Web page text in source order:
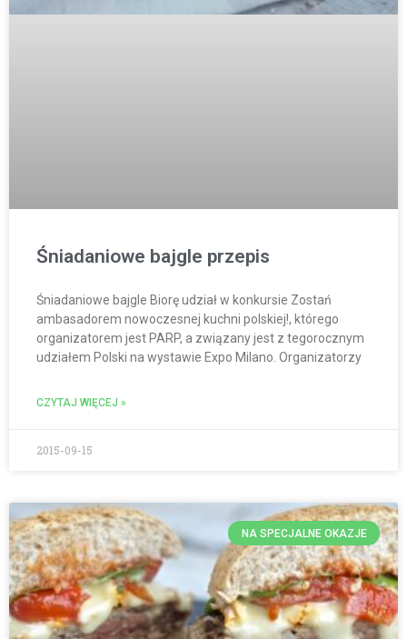
Śniadaniowe bajgle przepis
Śniadaniowe bajgle Biorę udział w konkursie Zostań
ambasadorem nowoczesnej kuchni polskiej!, którego
organizatorem jest PARP, a związany jest z tegorocznym
udziałem Polski na wystawie Expo Milano. Organizatorzy
CZYTAJ WIĘCEJ »
2015-09-15
NA SPECJALNE OKAZJE